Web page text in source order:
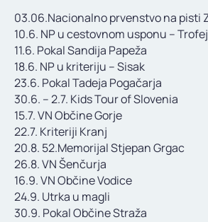
03.06.Nacionalno prvenstvo na pisti
10.6. NP u cestovnom usponu –
11.6. Pokal Sandija Papeža
18.6. NP u kriteriju – Sisak
23.6. Pokal Tadeja Pogačarja
30.6. – 2.7. Kids Tour of Slovenia
15.7. VN Občine Gorje
22.7. Kriteriji Kranj
20.8. 52.Memorijal Stjepan Grgac
26.8. VN Šenčurja
16.9. VN Občine Vodice
24.9. Utrka u magli
30.9. Pokal Občine Straža